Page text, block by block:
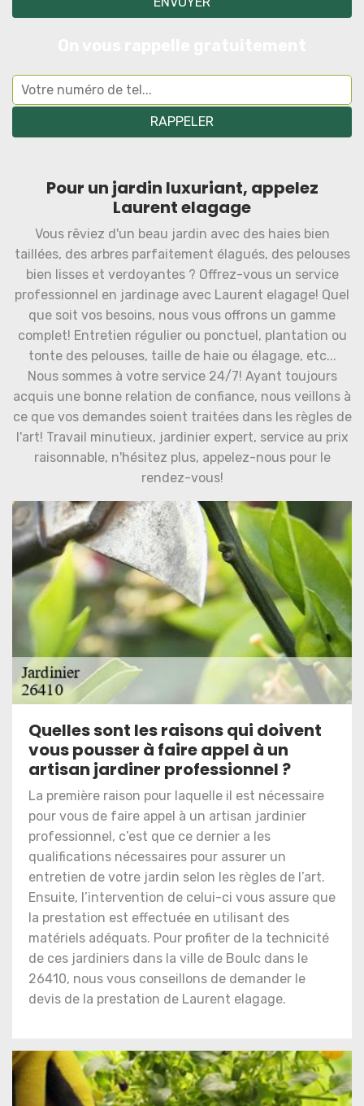
Pour un jardin luxuriant, appelez
Laurent elagage
Vous rêviez d'un beau jardin avec des haies bien
taillées, des arbres parfaitement élagués, des pelouses
bien lisses et verdoyantes ? Offrez-vous un service
professionnel en jardinage avec Laurent elagage! Quel
que soit vos besoins, nous vous offrons un gamme
complet! Entretien régulier ou ponctuel, plantation ou
tonte des pelouses, taille de haie ou élagage, etc...
Nous sommes à votre service 24/7! Ayant toujours
acquis une bonne relation de confiance, nous veillons à
ce que vos demandes soient traitées dans les règles de
l'art! Travail minutieux, jardinier expert, service au prix
raisonnable, n'hésitez plus, appelez-nous pour le
rendez-vous!
Quelles sont les raisons qui doivent
vous pousser à faire appel à un
artisan jardiner professionnel ?
La première raison pour laquelle il est nécessaire
pour vous de faire appel à un artisan jardinier
professionnel, c’est que ce dernier a les
qualifications nécessaires pour assurer un
entretien de votre jardin selon les règles de l’art.
Ensuite, l’intervention de celui-ci vous assure que
la prestation est effectuée en utilisant des
matériels adéquats. Pour profiter de la technicité
de ces jardiniers dans la ville de Boulc dans le
26410, nous vous conseillons de demander le
devis de la prestation de Laurent elagage.